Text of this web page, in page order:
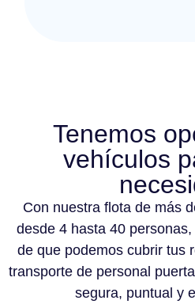
Tenemos
vehículos
Con nuestra flota de más
desde 4 hasta 40
de que podemos cubrir tus
transporte de personal
segura, puntual y